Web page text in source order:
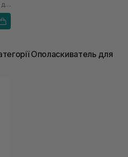
Освежающий ополаскиватель для волос
Ополаскиватель для